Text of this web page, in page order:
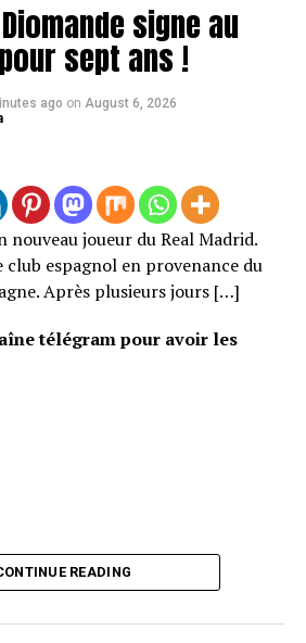
signe au
sept ans !
ago on August 6, 2026
nouveau joueur du Real Madrid.
espagnol en provenance du
Après plusieurs jours […]
télégram pour avoir les
READING